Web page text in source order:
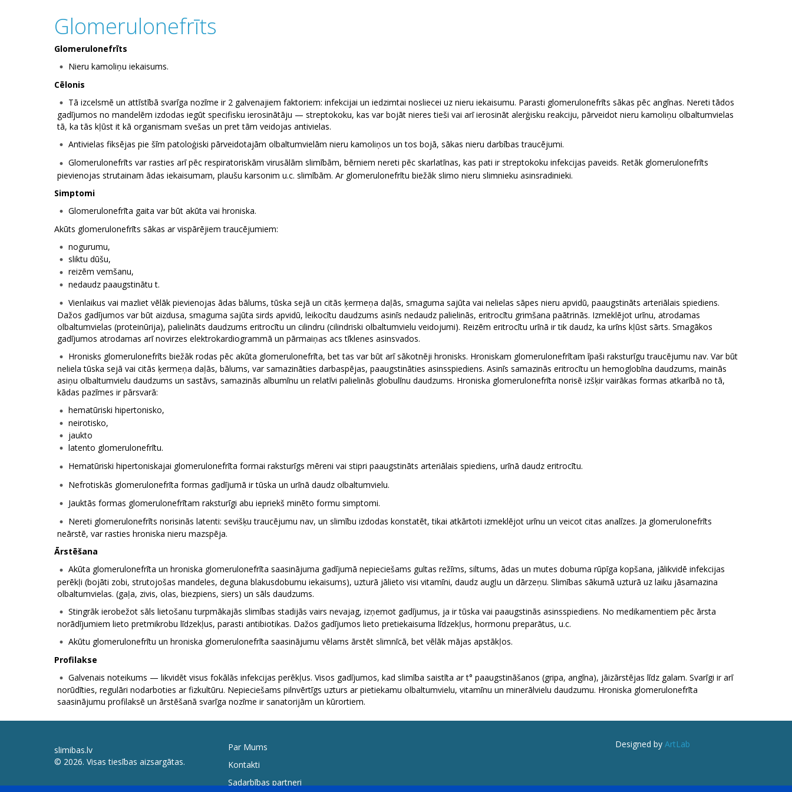
Glomerulonefrīts
Glomerulonefrīts
Nieru kamoliņu iekaisums.
Cēlonis
Tā izcelsmē un attīstībā svarīga nozīme ir 2 galvenajiem faktoriem: infekcijai un iedzimtai nosliecei uz nieru iekaisumu. Parasti glomerulonefrīts sākas pēc angīnas. Nereti tādos
gadījumos no mandelēm izdodas iegūt specifisku ierosinātāju — streptokoku, kas var bojāt nieres tieši vai arī ierosināt alerģisku reakciju, pārveidot nieru kamoliņu olbaltumvielas
tā, ka tās kļūst it kā organismam svešas un pret tām veidojas antivielas.
Antivielas fiksējas pie šīm patoloģiski pārveidotajām olbaltumvielām nieru kamoliņos un tos bojā, sākas nieru darbības traucējumi.
Glomerulonefrīts var rasties arī pēc respiratoriskām virusālām slimībām, bērniem nereti pēc skarlatīnas, kas pati ir streptokoku infekcijas paveids. Retāk glomerulonefrīts
pievienojas strutainam ādas iekaisumam, plaušu karsonim u.c. slimībām. Ar glomerulonefrītu biežāk slimo nieru slimnieku asinsradinieki.
Simptomi
Glomerulonefrīta gaita var būt akūta vai hroniska.
Akūts glomerulonefrīts sākas ar vispārējiem traucējumiem:
nogurumu,
sliktu dūšu,
reizēm vemšanu,
nedaudz paaugstinātu t.
Vienlaikus vai mazliet vēlāk pievienojas ādas bālums, tūska sejā un citās ķermeņa daļās, smaguma sajūta vai nelielas sāpes nieru apvidū, paaugstināts arteriālais spiediens.
Dažos gadījumos var būt aizdusa, smaguma sajūta sirds apvidū, leikocītu daudzums asinīs nedaudz palielinās, eritrocītu grimšana paātrinās. Izmeklējot urīnu, atrodamas
olbaltumvielas (proteinūrija), palielināts daudzums eritrocītu un cilindru (cilindriski olbaltumvielu veidojumi). Reizēm eritrocītu urīnā ir tik daudz, ka urīns kļūst sārts. Smagākos
gadījumos atrodamas arī novirzes elektrokardiogrammā un pārmaiņas acs tīklenes asinsvados.
Hronisks glomerulonefrīts biežāk rodas pēc akūta glomerulonefrīta, bet tas var būt arī sākotnēji hronisks. Hroniskam glomerulonefrītam īpaši raksturīgu traucējumu nav. Var būt
neliela tūska sejā vai citās ķermeņa daļās, bālums, var samazināties darbaspējas, paaugstināties asinsspiediens. Asinīs samazinās eritrocītu un hemoglobīna daudzums, mainās
asiņu olbaltumvielu daudzums un sastāvs, samazinās albumīnu un relatīvi palielinās globulīnu daudzums. Hroniska glomerulonefrīta norisē izšķir vairākas formas atkarībā no tā,
kādas pazīmes ir pārsvarā:
hematūriski hipertonisko,
neirotisko,
jaukto
latento glomerulonefrītu.
Hematūriski hipertoniskajai glomerulonefrīta formai raksturīgs mēreni vai stipri paaugstināts arteriālais spiediens, urīnā daudz eritrocītu.
Nefrotiskās glomerulonefrīta formas gadījumā ir tūska un urīnā daudz olbaltumvielu.
Jauktās formas glomerulonefrītam raksturīgi abu iepriekš minēto formu simptomi.
Nereti glomerulonefrīts norisinās latenti: sevišķu traucējumu nav, un slimību izdodas konstatēt, tikai atkārtoti izmeklējot urīnu un veicot citas analīzes. Ja glomerulonefrīts
neārstē, var rasties hroniska nieru mazspēja.
Ārstēšana
Akūta glomerulonefrīta un hroniska glomerulonefrīta saasinājuma gadījumā nepieciešams gultas režīms, siltums, ādas un mutes dobuma rūpīga kopšana, jālikvidē infekcijas
perēkļi (bojāti zobi, strutojošas mandeles, deguna blakusdobumu iekaisums), uzturā jālieto visi vitamīni, daudz augļu un dārzeņu. Slimības sākumā uzturā uz laiku jāsamazina
olbaltumvielas. (gaļa, zivis, olas, biezpiens, siers) un sāls daudzums.
Stingrāk ierobežot sāls lietošanu turpmākajās slimības stadijās vairs nevajag, izņemot gadījumus, ja ir tūska vai paaugstinās asinsspiediens. No medikamentiem pēc ārsta
norādījumiem lieto pretmikrobu līdzekļus, parasti antibiotikas. Dažos gadījumos lieto pretiekaisuma līdzekļus, hormonu preparātus, u.c.
Akūtu glomerulonefrītu un hroniska glomerulonefrīta saasinājumu vēlams ārstēt slimnīcā, bet vēlāk mājas apstākļos.
Profilakse
Galvenais noteikums — likvidēt visus fokālās infekcijas perēkļus. Visos gadījumos, kad slimība saistīta ar t° paaugstināšanos (gripa, angīna), jāizārstējas līdz galam. Svarīgi ir arī
norūdīties, regulāri nodarboties ar fizkultūru. Nepieciešams pilnvērtīgs uzturs ar pietiekamu olbaltumvielu, vitamīnu un minerālvielu daudzumu. Hroniska glomerulonefrīta
saasinājumu profilaksē un ārstēšanā svarīga nozīme ir sanatorijām un kūrortiem.
slimibas.lv
© 2026. Visas tiesības aizsargātas.
Par Mums
Kontakti
Sadarbības partneri
Designed by ArtLab